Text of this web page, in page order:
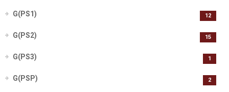
G(PS1) 12
G(PS2) 15
G(PS3) 1
G(PSP) 2